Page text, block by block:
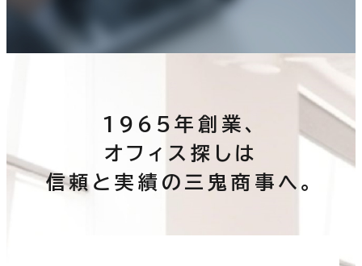
1965年創業、
オフィス探しは
信頼と実績の三鬼商事へ。